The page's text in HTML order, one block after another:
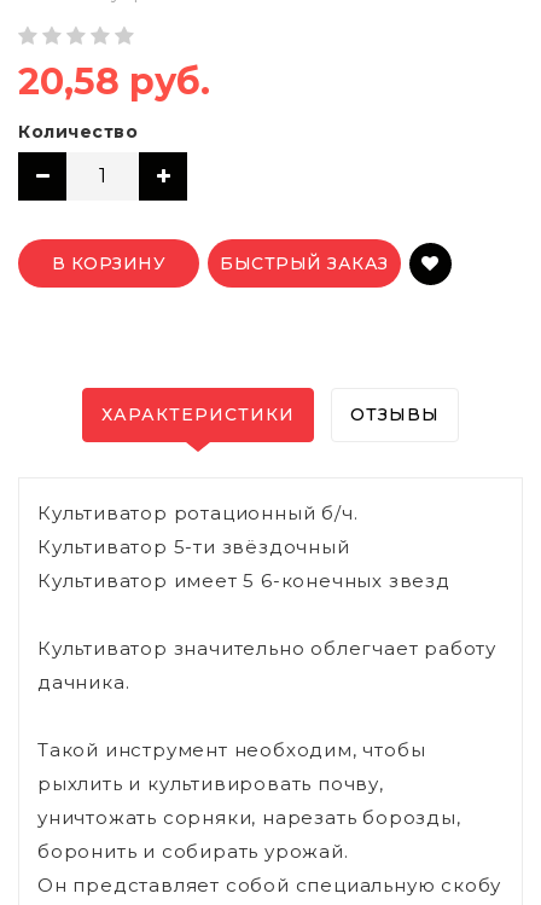
20,58 руб.
Количество
В КОРЗИНУ БЫСТРЫЙ ЗАКАЗ
ХАРАКТЕРИСТИКИ ОТЗЫВЫ
Культиватор ротационный б/ч.
Культиватор 5-ти звёздочный
Культиватор имеет 5 6-конечных звезд
Культиватор значительно облегчает работу
дачника.
Такой инструмент необходим, чтобы
рыхлить и культивировать почву,
уничтожать сорняки, нарезать борозды,
боронить и собирать урожай.
Он представляет собой специальную скобу